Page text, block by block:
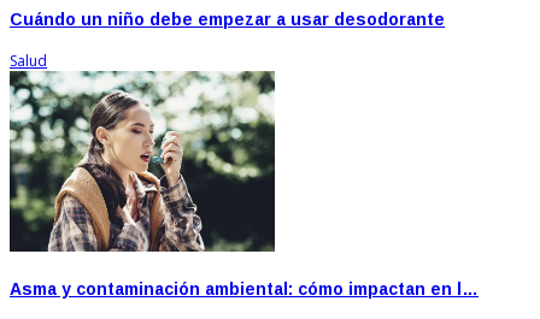
Cuándo un niño debe empezar a usar desodorante
Salud
Asma y contaminación ambiental: cómo impactan en l…